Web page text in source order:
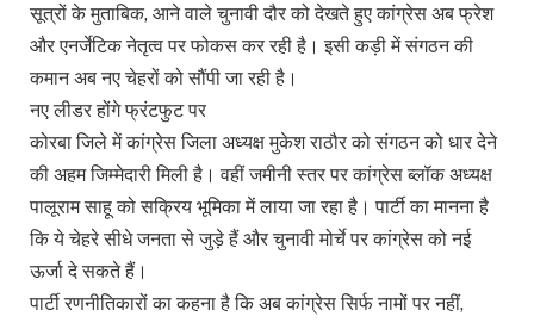
सूत्रों के मुताबिक, आने वाले चुनावी दौर को देखते हुए कांग्रेस अब फ्रेश
और एनर्जेटिक नेतृत्व पर फोकस कर रही है। इसी कड़ी में संगठन की
कमान अब नए चेहरों को सौंपी जा रही है।
नए लीडर होंगे फ्रंटफुट पर
कोरबा जिले में कांग्रेस जिला अध्यक्ष मुकेश राठौर को संगठन को धार देने
की अहम जिम्मेदारी मिली है। वहीं जमीनी स्तर पर कांग्रेस ब्लॉक अध्यक्ष
पालूराम साहू को सक्रिय भूमिका में लाया जा रहा है। पार्टी का मानना है
कि ये चेहरे सीधे जनता से जुड़े हैं और चुनावी मोर्चे पर कांग्रेस को नई
ऊर्जा दे सकते हैं।
पार्टी रणनीतिकारों का कहना है कि अब कांग्रेस सिर्फ नामों पर नहीं,